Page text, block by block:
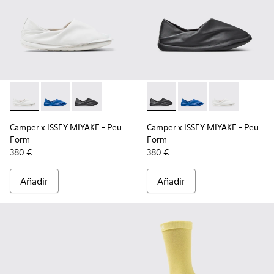
Camper x ISSEY MIYAKE - Peu Form - K101074-003 -
Camper x ISSEY MIYAKE - Peu Form - K101074-004
Camper x ISSEY MIYAKE - Peu Form -
Camper x ISSEY MIYAKE - Peu
Form
380 €
Añadir
Camper x ISSEY MIYAKE -
Camper x ISSEY
Camper x
Camper x ISSEY MIYAKE - Peu
Form
380 €
Añadir